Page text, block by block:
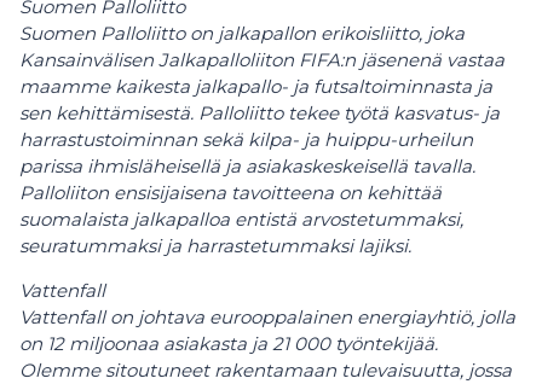
Suomen Palloliitto
Suomen Palloliitto on jalkapallon erikoisliitto, joka
Kansainvälisen Jalkapalloliiton FIFA:n jäsenenä vastaa
maamme kaikesta jalkapallo- ja futsaltoiminnasta ja
sen kehittämisestä. Palloliitto tekee työtä kasvatus- ja
harrastustoiminnan sekä kilpa- ja huippu-urheilun
parissa ihmisläheisellä ja asiakaskeskeisellä tavalla.
Palloliiton ensisijaisena tavoitteena on kehittää
suomalaista jalkapalloa entistä arvostetummaksi,
seuratummaksi ja harrastetummaksi lajiksi.
Vattenfall
Vattenfall on johtava eurooppalainen energiayhtiö, jolla
on 12 miljoonaa asiakasta ja 21 000 työntekijää.
Olemme sitoutuneet rakentamaan tulevaisuutta, jossa